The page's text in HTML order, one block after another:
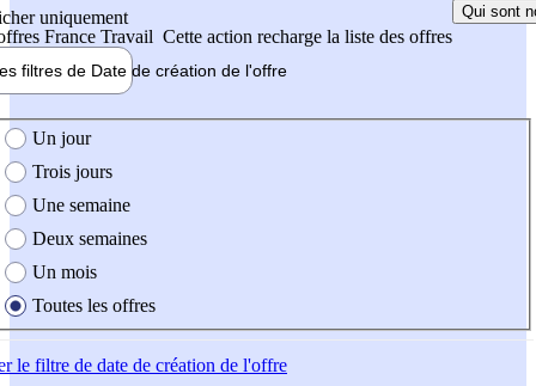
uniquement
France Travail Cette action recharge la liste des offres
Qui sont
filtres de Date de création de l'offre
création de l'offre
Un jour
Trois jours
Une semaine
Deux semaines
Un mois
Toutes les offres
le filtre de date de création de l'offre